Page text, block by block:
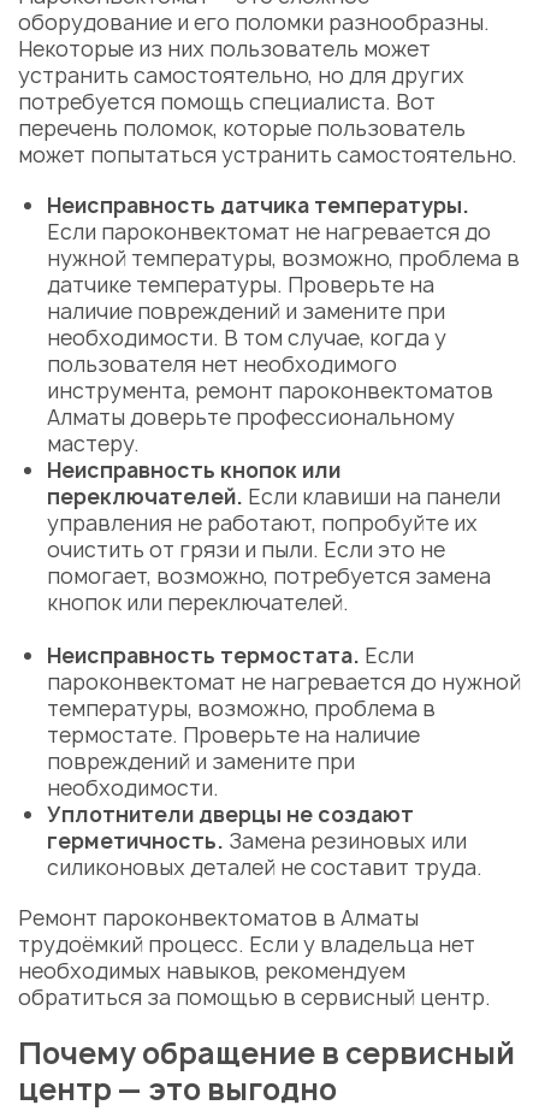
оборудование и его поломки разнообразны.
Некоторые из них пользователь может
устранить самостоятельно, но для других
потребуется помощь специалиста. Вот
перечень поломок, которые пользователь
может попытаться устранить самостоятельно.
Неисправность датчика температуры.
Если пароконвектомат не нагревается до
нужной температуры, возможно, проблема в
датчике температуры. Проверьте на
наличие повреждений и замените при
необходимости. В том случае, когда у
пользователя нет необходимого
инструмента, ремонт пароконвектоматов
Алматы доверьте профессиональному
мастеру.
Неисправность кнопок или
переключателей. Если клавиши на панели
управления не работают, попробуйте их
очистить от грязи и пыли. Если это не
помогает, возможно, потребуется замена
кнопок или переключателей.
Неисправность термостата. Если
пароконвектомат не нагревается до нужной
температуры, возможно, проблема в
термостате. Проверьте на наличие
повреждений и замените при
необходимости.
Уплотнители дверцы не создают
герметичность. Замена резиновых или
силиконовых деталей не составит труда.
Ремонт пароконвектоматов в Алматы
трудоёмкий процесс. Если у владельца нет
необходимых навыков, рекомендуем
обратиться за помощью в сервисный центр.
Почему обращение в сервисный
центр — это выгодно
Укажите из какого вы
города
Астана